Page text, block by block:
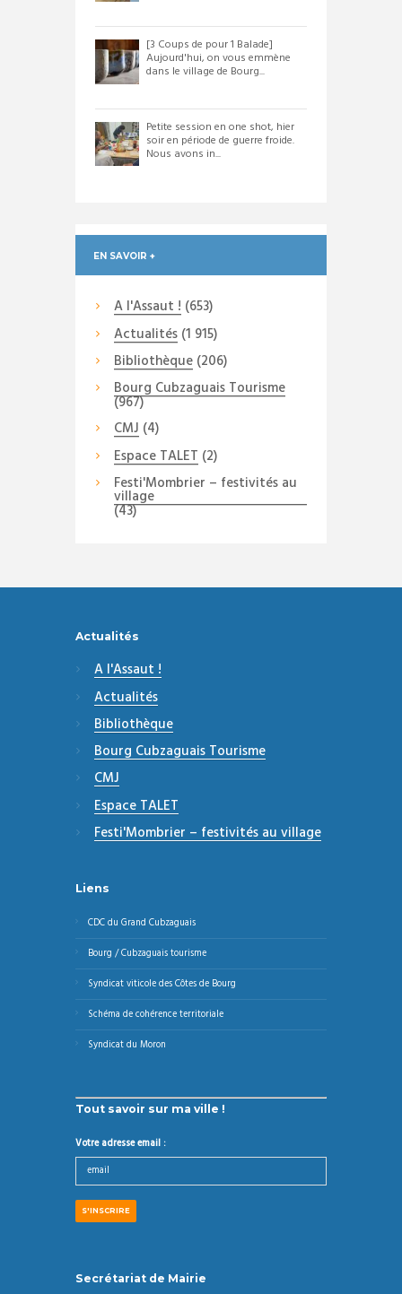
[3 Coups de pour 1 Balade]
Aujourd'hui, on vous emmène
dans le village de Bourg...
Petite session en one shot, hier
soir en période de guerre froide.
Nous avons in...
EN SAVOIR +
A l'Assaut ! (653)
Actualités(1 915)
Bibliothèque(206)
Bourg Cubzaguais Tourisme
(967)
CMJ (4)
Espace TALET (2)
Festi'Mombrier – festivités au
village
(43)
Actualités
A l'Assaut !
Actualités
Bibliothèque
Bourg Cubzaguais Tourisme
CMJ
Espace TALET
Festi'Mombrier – festivités au village
Liens
CDC du Grand Cubzaguais
Bourg / Cubzaguais tourisme
Syndicat viticole des Côtes de Bourg
Schéma de cohérence territoriale
Syndicat du Moron
Tout savoir sur ma ville !
Votre adresse email :
Secrétariat de Mairie